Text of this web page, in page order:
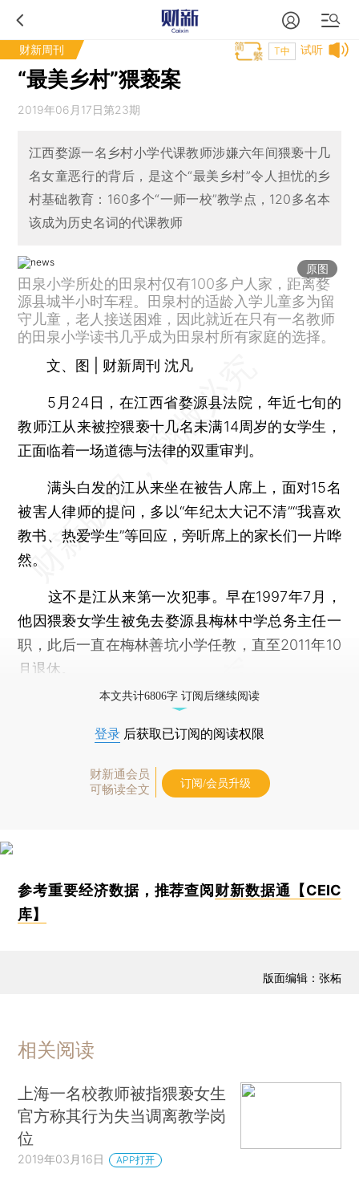
财新周刊 试听
T中
“最美乡村”猥亵案
2019年06月17日第23期
江西婺源一名乡村小学代课教师涉嫌六年间猥亵十几
名女童恶行的背后，是这个“最美乡村”令人担忧的乡
村基础教育：160多个“一师一校”教学点，120多名本
该成为历史名词的代课教师
原图
田泉小学所处的田泉村仅有100多户人家，距离婺
源县城半小时车程。田泉村的适龄入学儿童多为留
守儿童，老人接送困难，因此就近在只有一名教师
的田泉小学读书几乎成为田泉村所有家庭的选择。
文、图 | 财新周刊 沈凡
5月24日，在江西省婺源县法院，年近七旬的
教师江从来被控猥亵十几名未满14周岁的女学生，
正面临着一场道德与法律的双重审判。
满头白发的江从来坐在被告人席上，面对15名
被害人律师的提问，多以“年纪太大记不清”“我喜欢
教书、热爱学生”等回应，旁听席上的家长们一片哗
然。
这不是江从来第一次犯事。早在1997年7月，
他因猥亵女学生被免去婺源县梅林中学总务主任一
职，此后一直在梅林善坑小学任教，直至2011年10
月退休。
本文共计6806字 订阅后继续阅读
登录 后获取已订阅的阅读权限
财新通会员
可畅读全文
订阅/会员升级
参考重要经济数据，推荐查阅 财新数据通【CEIC
库】
版面编辑：张柘
相关阅读
上海一名校教师被指猥亵女生
官方称其行为失当调离教学岗
位
2019年03月16日 APP打开